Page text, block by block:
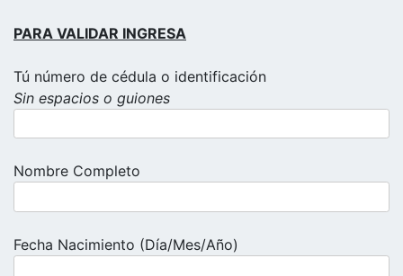
PARA VALIDAR INGRESA
Tú número de cédula o identificación
Sin espacios o guiones
Nombre Completo
Fecha Nacimiento (Día/Mes/Año)